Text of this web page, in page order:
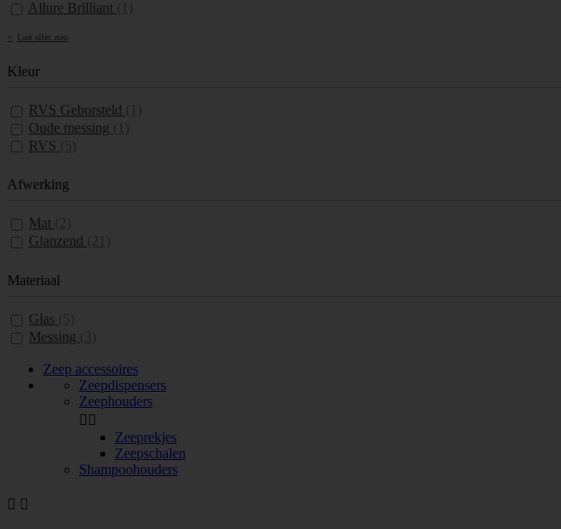
Allure Brilliant
Laat alles zien
Kleur
RVS Geborsteld
Oude messing
RVS
Afwerking
Mat
Glanzend
Materiaal
Glas
Messing
Zeep accessoires
Zeepdispensers
Zeephouders
 
Zeeprekjes
Zeepschalen
Shampoohouders
 